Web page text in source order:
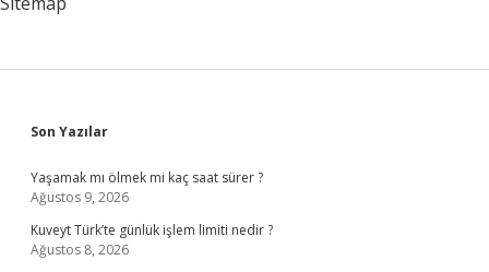
Sidebar
Son Yazılar
Yaşamak mı ölmek mi kaç saat sürer ?
Ağustos 9, 2026
Kuveyt Türk’te günlük işlem limiti nedir ?
Ağustos 8, 2026